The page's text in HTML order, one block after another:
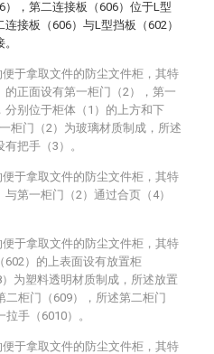
，第二连接板（606）位于L型
接板（606）与L型挡板（602）
于拿取文件的防尘文件柜，其特
的正面设有第一柜门（2），第一
分别位于柜体（1）的上方和下
柜门（2）为玻璃材质制成，所述
把手（3）。
于拿取文件的防尘文件柜，其特
第一柜门（2）通过合页（4）
于拿取文件的防尘文件柜，其特
602）的上表面设有放置柜
）为塑料透明材质制成，所述放置
二柜门（609），所述第二柜门
拉手（6010）。
于拿取文件的防尘文件柜，其特